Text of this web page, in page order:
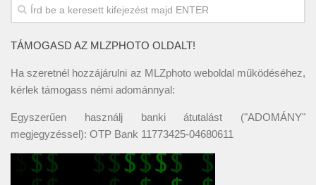
TÁMOGASD AZ MLZPHOTO OLDALT!
Ha szeretnél hozzájárulni az MLZphoto weboldal működéséhez,
kérlek támogass némi adománnyal:
Egyszerűen használj banki átutalást ("ADOMÁNY"
megjegyzéssel): OTP Bank 11773425-04680611